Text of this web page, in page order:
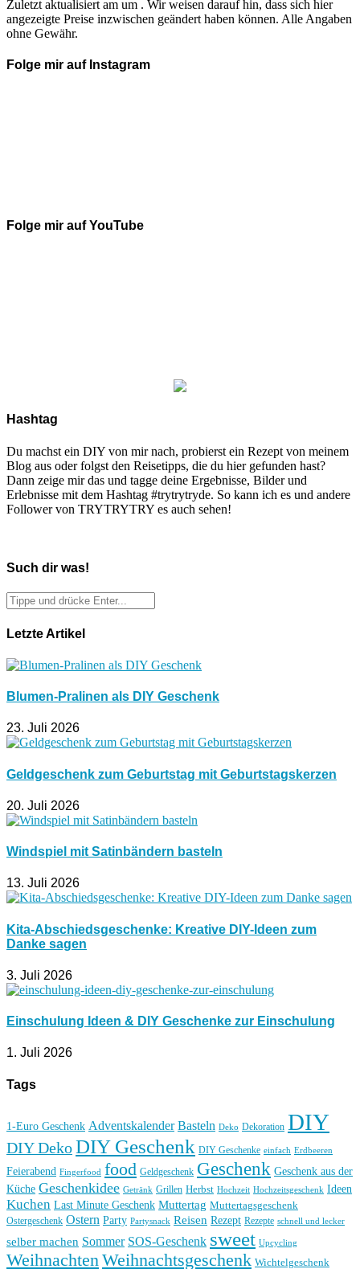
Zuletzt aktualisiert am um . Wir weisen darauf hin, dass sich hier
angezeigte Preise inzwischen geändert haben können. Alle Angaben
ohne Gewähr.
Folge mir auf Instagram
Folge mir auf YouTube
Hashtag
Du machst ein DIY von mir nach, probierst ein Rezept von meinem
Blog aus oder folgst den Reisetipps, die du hier gefunden hast?
Dann zeige mir das und tagge deine Ergebnisse, Bilder und
Erlebnisse mit dem Hashtag #trytrytryde. So kann ich es und andere
Follower von TRYTRYTRY es auch sehen!
Such dir was!
Letzte Artikel
Blumen-Pralinen als DIY Geschenk
23. Juli 2026
Geldgeschenk zum Geburtstag mit Geburtstagskerzen
20. Juli 2026
Windspiel mit Satinbändern basteln
13. Juli 2026
Kita-Abschiedsgeschenke: Kreative DIY-Ideen zum
Danke sagen
3. Juli 2026
Einschulung Ideen & DIY Geschenke zur Einschulung
1. Juli 2026
Tags
1-Euro Geschenk Adventskalender Basteln Deko Dekoration DIY
DIY DekoDIY Geschenk DIY Geschenke einfach Erdbeeren
Feierabend Fingerfood food Geldgeschenk Geschenk Geschenk aus der
Küche Geschenkidee Getränk Grillen Herbst Hochzeit Hochzeitsgeschenk Ideen
Kuchen Last Minute Geschenk Muttertag Muttertagsgeschenk
Ostergeschenk Ostern Party Partysnack Reisen Rezept Rezepte schnell und lecker
selber machen Sommer SOS-Geschenk sweet Upcycling
WeihnachtenWeihnachtsgeschenk Wichtelgeschenk